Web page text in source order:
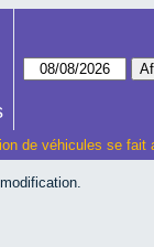
de véhicules se